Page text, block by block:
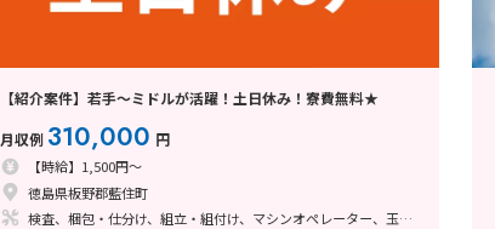
【紹介案件】若手～ミドルが活躍！土日休み！寮費無料★
月収例 310,000 円
【時給】1,500円～
徳島県板野郡藍住町
検査、梱包・仕分け、組立・組付け、マシンオペレーター、玉掛け・クレーン